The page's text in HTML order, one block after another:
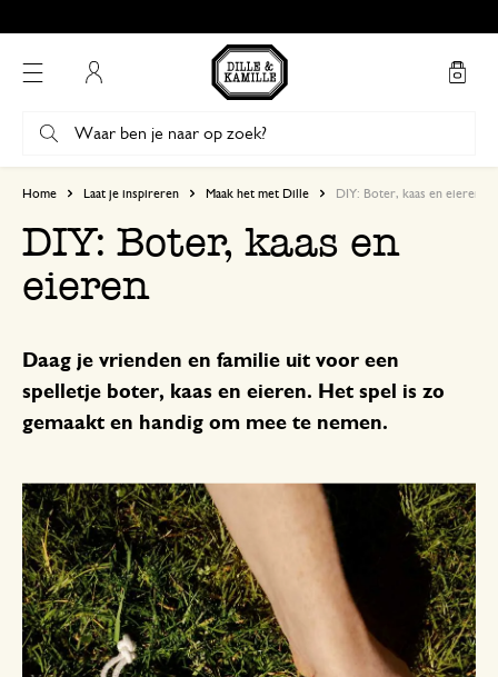
Home Laat je inspireren Maak het met Dille DIY: Boter, kaas en eieren
DIY: Boter, kaas en
eieren
Daag je vrienden en familie uit voor een
spelletje boter, kaas en eieren. Het spel is zo
gemaakt en handig om mee te nemen.